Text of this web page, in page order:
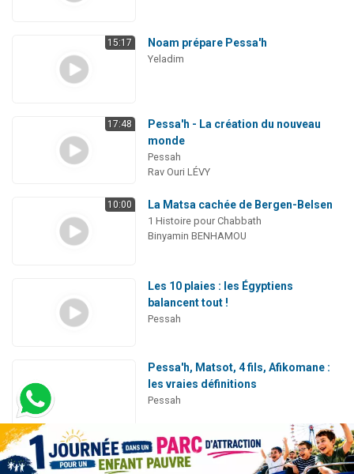
15:17 Noam prépare Pessa'h
Yeladim
17:48
Pessa'h - La création du nouveau
monde
Pessah
Rav Ouri LÉVY
10:00 La Matsa cachée de Bergen-Belsen
1 Histoire pour Chabbath
Binyamin BENHAMOU
Les 10 plaies : les Égyptiens
balancent tout !
Pessah
Pessa'h, Matsot, 4 fils, Afikomane :
les vraies définitions
Pessah
Quizz à imprimer : 878 questions
pour le soir du Séder